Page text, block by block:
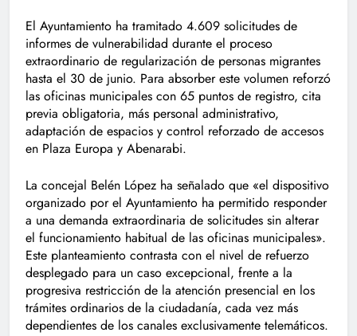
El Ayuntamiento ha tramitado 4.609 solicitudes de
informes de vulnerabilidad durante el proceso
extraordinario de regularización de personas migrantes
hasta el 30 de junio. Para absorber este volumen reforzó
las oficinas municipales con 65 puntos de registro, cita
previa obligatoria, más personal administrativo,
adaptación de espacios y control reforzado de accesos
en Plaza Europa y Abenarabi.
La concejal Belén López ha señalado que «el dispositivo
organizado por el Ayuntamiento ha permitido responder
a una demanda extraordinaria de solicitudes sin alterar
el funcionamiento habitual de las oficinas municipales».
Este planteamiento contrasta con el nivel de refuerzo
desplegado para un caso excepcional, frente a la
progresiva restricción de la atención presencial en los
trámites ordinarios de la ciudadanía, cada vez más
dependientes de los canales exclusivamente telemáticos.